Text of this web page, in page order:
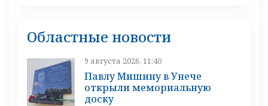
Областные новости
9 августа 2026, 11:40
Павлу Мишину в Унече
открыли мемориальную
доску